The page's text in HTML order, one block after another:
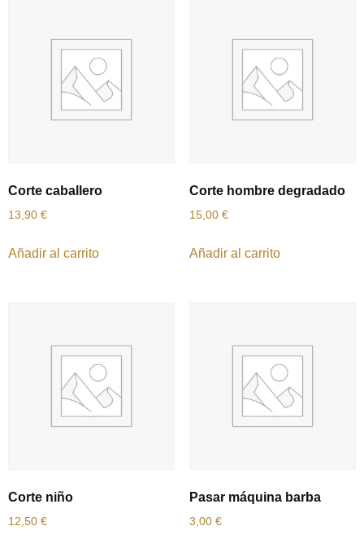
Corte caballero
13,90 €
Añadir al carrito
Corte hombre degradado
15,00 €
Añadir al carrito
Corte niño
12,50 €
Pasar máquina barba
3,00 €